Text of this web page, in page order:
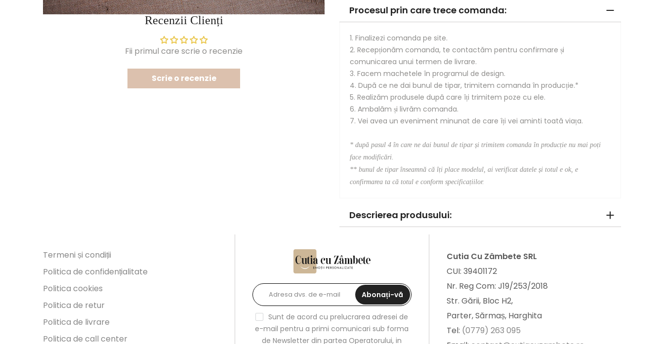
Recenzii Clienți
Fii primul care scrie o recenzie
Scrie o recenzie
Procesul prin care trece comanda:
1. Finalizezi comanda pe site.
2. Recepționăm comanda, te contactăm pentru confirmare și
comunicarea unui termen de livrare.
3. Facem machetele în programul de design.
4. După ce ne dai bunul de tipar, trimitem comanda în producție.*
5. Realizăm produsele după care îți trimitem poze cu ele.
6. Ambalăm și livrăm comanda.
7. Vei avea un eveniment minunat de care îți vei aminti toată viața.
* după pasul 4 în care ne dai bunul de tipar și trimitem comanda în producție nu mai poți
face modificări.
** bunul de tipar înseamnă că îți place modelul, ai verificat datele și totul e ok, e
confirmarea ta că totul e conform specificațiilor.
Descrierea produsului:
Termeni și condiții
Politica de confidențialitate
Politica cookies
Politica de retur
Politica de livrare
Politica de call center
Abonați-vă
Sunt de acord cu prelucrarea adresei de
e-mail pentru a primi comunicari sub forma
de Newsletter din partea Operatorului, in
Cutia Cu Zâmbete SRL
CUI: 39401172
Nr. Reg Com: J19/253/2018
Str. Gării, Bloc H2,
Parter, Sărmaș, Harghita
Tel: (0779) 263 095